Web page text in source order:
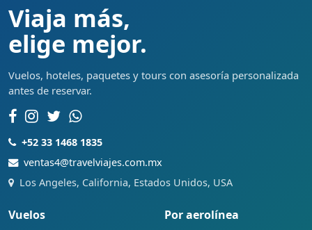
Viaja más,
elige mejor.
Vuelos, hoteles, paquetes y tours con asesoría personalizada
antes de reservar.
+52 33 1468 1835
ventas4@travelviajes.com.mx
Los Angeles, California, Estados Unidos, USA
Vuelos Por aerolínea